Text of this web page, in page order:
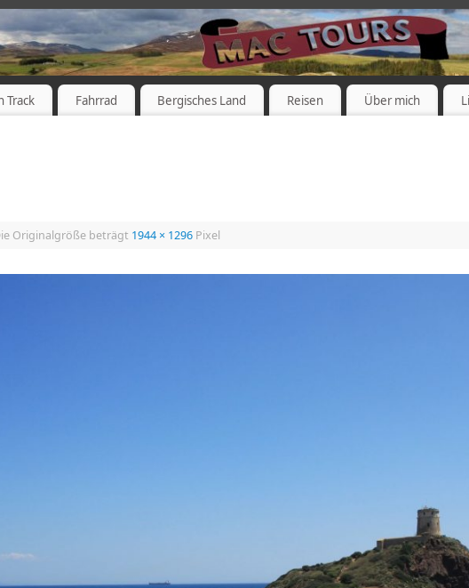
Track Fahrrad Bergisches Land Reisen Über mich
Originalgröße beträgt 1944 × 1296 Pixel